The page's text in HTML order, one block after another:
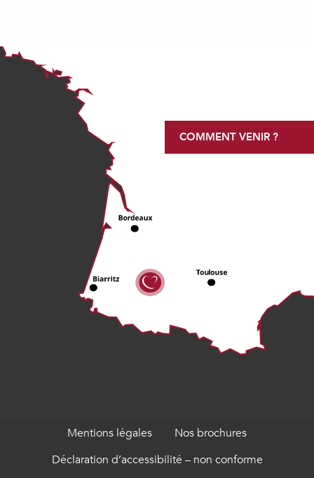
COMMENT VENIR ?
Mentions légales
Nos brochures
Déclaration d’accessibilité – non conforme